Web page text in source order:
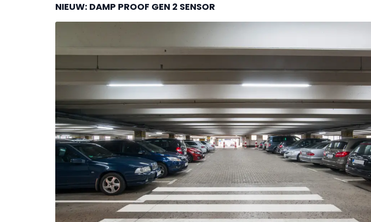
NIEUW: DAMP PROOF GEN 2 SENSOR